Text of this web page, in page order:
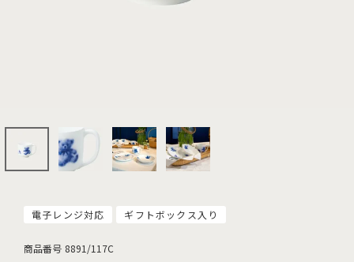
電子レンジ対応 ギフトボックス入り
商品番号 8891/117C